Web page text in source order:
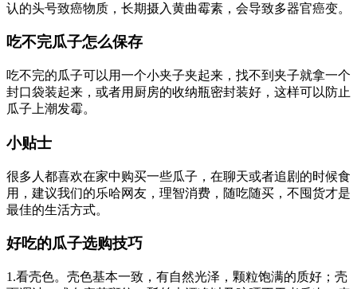
认的头号致癌物质，长期摄入黄曲霉素，会导致多器官癌变。
吃不完瓜子怎么保存
吃不完的瓜子可以用一个小夹子夹起来，找不到夹子就拿一个
封口袋装起来，或者用厨房的收纳瓶密封装好，这样可以防止
瓜子上潮发霉。
小贴士
很多人都喜欢在家中购买一些瓜子，在聊天或者追剧的时候食
用，建议我们的乐哈网友，理智消费，随吃随买，不囤货才是
最佳的生活方式。
好吃的瓜子选购技巧
1.看壳色。壳色基本一致，有自然光泽，颗粒饱满的质好；壳